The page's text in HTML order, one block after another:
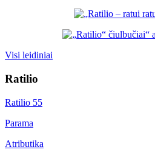
Visi leidiniai
Ratilio
Ratilio 55
Parama
Atributika